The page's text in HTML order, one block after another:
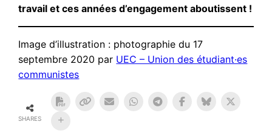
travail et ces années d’engagement aboutissent !
Image d’illustration : photographie du 17
septembre 2020 par UEC – Union des étudiant·es
communistes
SHARES